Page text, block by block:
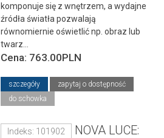
komponuje się z wnętrzem, a wydajne
źródła światła pozwalają
równomiernie oświetlić np. obraz lub
twarz...
Cena: 763.00PLN
szczegóły
zapytaj o dostępność
do schowka
Indeks: 101902 NOVA LUCE: